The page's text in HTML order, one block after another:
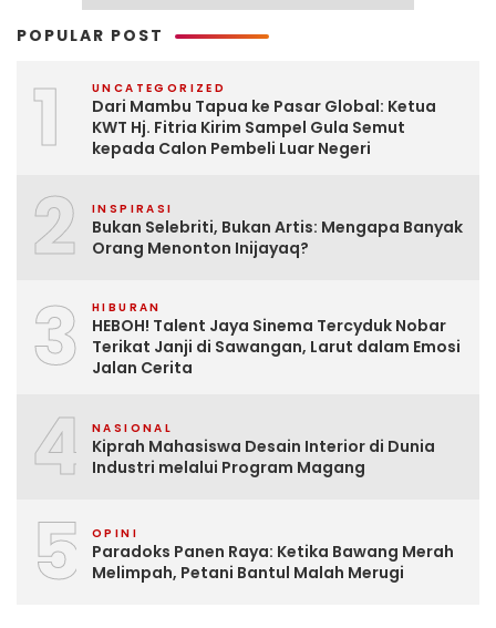
POPULAR POST
1 UNCATEGORIZED
Dari Mambu Tapua ke Pasar Global: Ketua
KWT Hj. Fitria Kirim Sampel Gula Semut
kepada Calon Pembeli Luar Negeri
2 INSPIRASI
Bukan Selebriti, Bukan Artis: Mengapa Banyak
Orang Menonton Inijayaq?
3 HIBURAN
HEBOH! Talent Jaya Sinema Tercyduk Nobar
Terikat Janji di Sawangan, Larut dalam Emosi
Jalan Cerita
4 NASIONAL
Kiprah Mahasiswa Desain Interior di Dunia
Industri melalui Program Magang
5 OPINI
Paradoks Panen Raya: Ketika Bawang Merah
Melimpah, Petani Bantul Malah Merugi